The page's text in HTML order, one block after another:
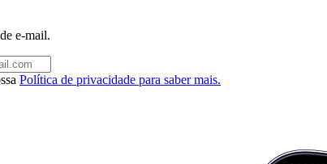
e-mail.
Política de privacidade para saber mais.